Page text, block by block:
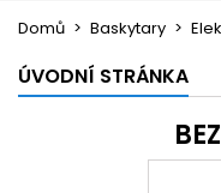
Domů Baskytary
ÚVODNÍ STRÁNKA